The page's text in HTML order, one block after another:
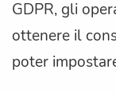
GDPR, gli
ottenere il
poter